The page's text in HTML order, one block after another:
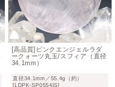
[高品質]ピンクエンジェルラダ
ークォーツ丸玉/スフィア（直径
34.1mm）
直径34.1mm／55.4g（約）
[LDPK-SP0554IS]